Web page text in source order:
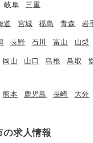
岐阜 三重
道 宮城 福島 青森 岩
長野 石川 富山 山梨
岡山 山口 島根 鳥取
熊本 鹿児島 長崎 大分
の求人情報